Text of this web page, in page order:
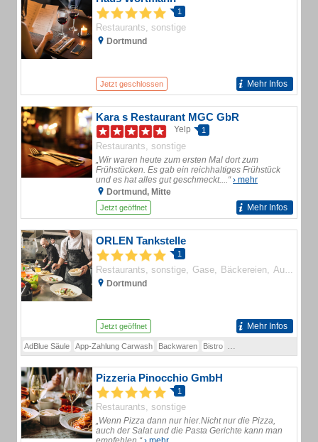
1
Restaurants, sonstige
Dortmund
Jetzt geschlossen Mehr Infos
Kara s Restaurant MGC GbR
Yelp 1
Restaurants, sonstige
„Wir waren heute zum ersten Mal dort zum
Frühstücken. Es gab ein reichhaltiges Frühstück
und es hat alles gut geschmeckt....“› mehr
Dortmund, Mitte
Jetzt geöffnet Mehr Infos
ORLEN Tankstelle
1
Restaurants, sonstige Gase Bäckereien Autopflege
Dortmund
Jetzt geöffnet Mehr Infos
AdBlue Säule App-Zahlung Carwash Backwaren Bistro
Pizzeria Pinocchio GmbH
1
Restaurants, sonstige
„Wenn Pizza dann nur hier.Nicht nur die Pizza,
auch der Salat und die Pasta Gerichte kann man